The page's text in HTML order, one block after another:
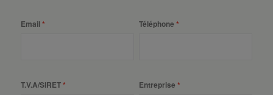
Email Téléphone
T.V.A/SIRET Entreprise